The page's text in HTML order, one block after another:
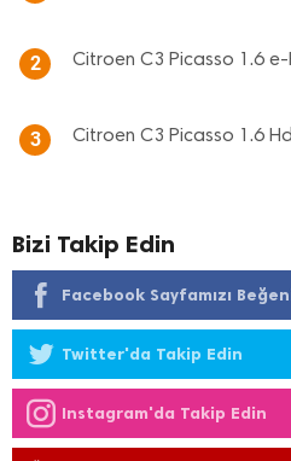
2 Citroen C3 Picasso 1.6 e-
3 Citroen C3 Picasso 1.6
Bizi Takip Edin
Facebook Sayfamızı
Twitter'da Takip Edin
Instagram'da Takip Edin